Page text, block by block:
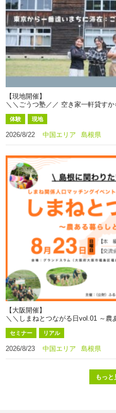
【現地開催】
＼＼ごうつ塾／／ 空き家一軒貸す
体験 現地
2026/8/22 中国エリア 島根県
【大阪開催】
＼＼しまねとつながる日vol.01 ～農
セミナー リアル
2026/8/23 中国エリア 島根県